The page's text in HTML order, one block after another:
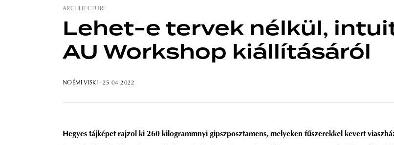
ARCHITECTURE
Lehet-e tervek nélkül,
AU Workshop kiállításáról
NOÉMI VISKI · 25 04 2022
Hegyes tájképet rajzol ki 260 kilogrammnyi gipszposztamens, melyeken fűszerekkel kevert